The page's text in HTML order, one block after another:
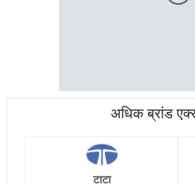
अधिक ब्रांड
टाटा